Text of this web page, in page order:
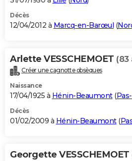
Décès
12/04/2012 à Marcq-en-Barœul (
Arlette VESSCHEMOET (83
Créer une cagnotte obsèques
Naissance
17/04/1925 à Hénin-Beaumont(
Décès
01/02/2009 à Hénin-Beaumont(
Georgette VESSCHEMOET